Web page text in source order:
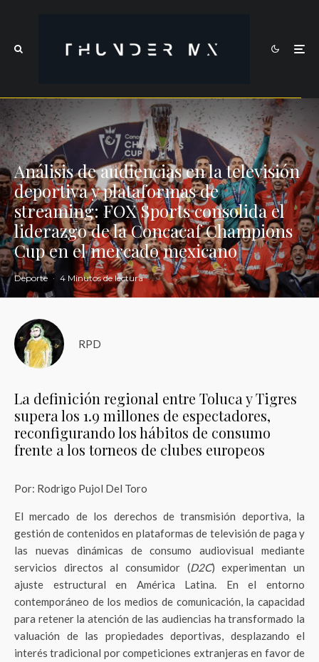
Análisis de audiencias en la televisión
deportiva y plataformas de
streaming: FOX Sports consolida el
liderazgo de la Concacaf Champions
Cup en el mercado mexicano
Deporte · 4 Minutos de lectura
RPD
La definición regional entre Toluca y Tigres
supera los 1.9 millones de espectadores,
reconfigurando los hábitos de consumo
frente a los torneos de clubes europeos
Por: Rodrigo Pujol Del Toro
El mercado de los derechos de transmisión deportiva, la
gestión de contenidos en plataformas de televisión de paga y
las nuevas dinámicas de consumo audiovisual mediante
servicios directos al consumidor (D2C) experimentan un
ajuste estructural en América Latina. En el entorno
contemporáneo de los medios de comunicación, la capacidad
para retener la atención de las audiencias ha transformado la
valuación de las propiedades deportivas, desplazando el
interés tradicional por competiciones extranjeras en favor de